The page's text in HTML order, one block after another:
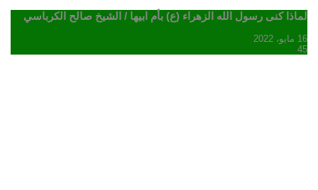
لماذا كنى رسول الله الزهراء (ع) بأم ابيها / الشيخ صالح الكرباسي
16 مايو، 2022
45